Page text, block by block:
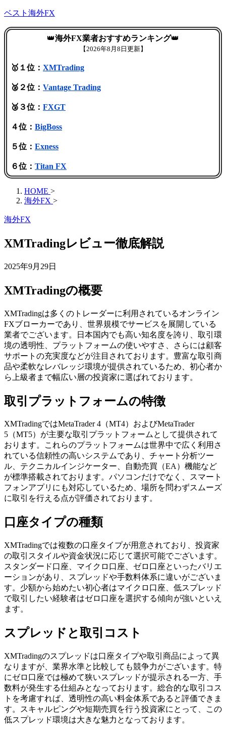
ベスト海外FX
👑海外FX業者おすすめランキング👑
【2026年8月8日更新】
🥇１位： XMTrading
🥈２位： Vantage Trading
🥉３位： FXGT
４位： BigBoss
５位： Exness
６位： Titan FX
HOME >
海外FX >
海外FX
XMTradingレビュー徹底解説
2025年9月29日
XMTradingの概要
XMTradingは多くのトレーダーに利用されているオンライン
FXブローカーであり、世界規模でサービスを展開している
業者でございます。日本国内でも高い知名度を誇り、取引環
境の透明性、プラットフォームの使いやすさ、さらには顧客
サポートの充実度などが注目されております。豊富な取引商
品や柔軟なレバレッジ環境が提供されているため、初心者か
ら上級者まで幅広い層の投資家に選ばれております。
取引プラットフォームの特徴
XMTradingではMetaTrader 4（MT4）およびMetaTrader
5（MT5）が主要な取引プラットフォームとして提供されて
おります。これらのプラットフォームは世界中で広く利用さ
れている信頼性の高いシステムであり、チャート分析ツー
ル、テクニカルインジケーター、自動売買（EA）機能など
が標準搭載されております。パソコンだけでなく、スマート
フォンアプリにも対応しているため、場所を問わずスムーズ
に取引を行える点が評価されております。
口座タイプの種類
XMTradingでは複数の口座タイプが用意されており、投資家
の取引スタイルや資金状況に応じて選択可能でございます。
スタンダード口座、マイクロ口座、ゼロ口座といったバリエ
ーションがあり、スプレッドや手数料体系に違いがございま
す。少額から始めたい初心者はマイクロ口座、低スプレッド
で取引したい経験者はゼロ口座を選択する傾向が強いといえ
ます。
スプレッドと取引コスト
XMTradingのスプレッドは口座タイプや取引商品によって異
なりますが、業界水準と比較しても競争力がございます。特
にゼロ口座では極めて狭いスプレッドが提示される一方、手
数料が発生する仕組みとなっております。総合的な取引コス
トを考慮すれば、透明性の高い料金体系であると評価できま
す。スキャルピングや短期売買を行う投資家にとって、この
低スプレッド環境は大きな魅力となっております。